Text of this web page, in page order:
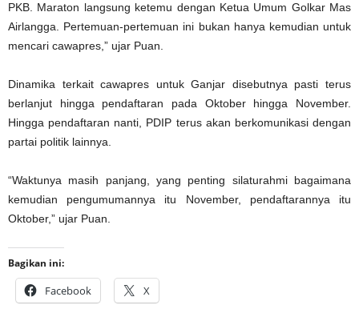
PKB. Maraton langsung ketemu dengan Ketua Umum Golkar Mas
Airlangga. Pertemuan-pertemuan ini bukan hanya kemudian untuk
mencari cawapres,” ujar Puan.
Dinamika terkait cawapres untuk Ganjar disebutnya pasti terus
berlanjut hingga pendaftaran pada Oktober hingga November.
Hingga pendaftaran nanti, PDIP terus akan berkomunikasi dengan
partai politik lainnya.
“Waktunya masih panjang, yang penting silaturahmi bagaimana
kemudian pengumumannya itu November, pendaftarannya itu
Oktober,” ujar Puan.
Bagikan ini:
Facebook X